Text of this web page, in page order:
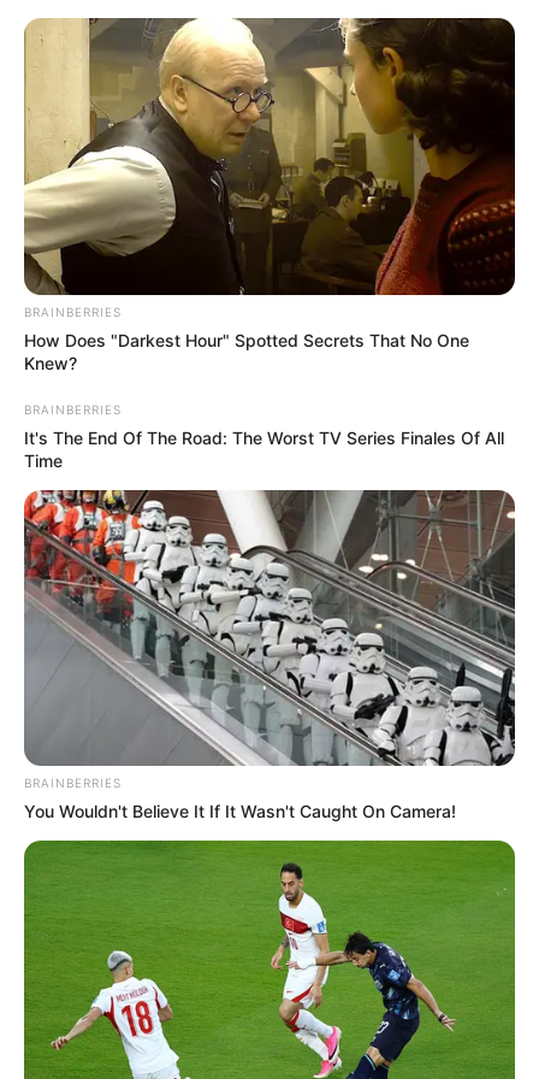
HOME
Home > Brasil > Notícia > Prefeitura Sindicatos
>
Contribuição assistencial a sindicatos não é obrigatória e
trabalhador deve ficar atento a abusos.
Contribuição assistencial a
sindicatos não é obrigatória e
trabalhador deve ficar atento a
01:00 Brasil,Notícia,Prefeitura,Sindicatos
BRAINBERRIES
How Does "Darkest Hour" Spotted Secrets That No One
Knew?
BRAINBERRIES
It's The End Of The Road: The Worst TV Series Finales Of All
Time
BRAINBERRIES
You Wouldn't Believe It If It Wasn't Caught On Camera!